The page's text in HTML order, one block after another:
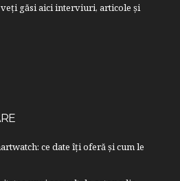
găsi aici interviuri, articole şi
ce date îți oferă și cum le